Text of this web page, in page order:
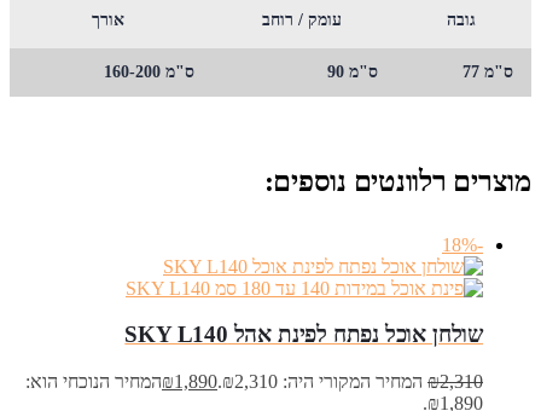
גובה עומק / רוחב אורך
ס"מ 77 ס"מ 90 ס"מ 160-200
מוצרים רלוונטים נוספים:
-18%
שולחן אוכל נפתח לפינת אהל SKY L140
₪2,310 המחיר המקורי היה: ₪2,310. ₪1,890
המחיר הנוכחי הוא:
₪1,890.